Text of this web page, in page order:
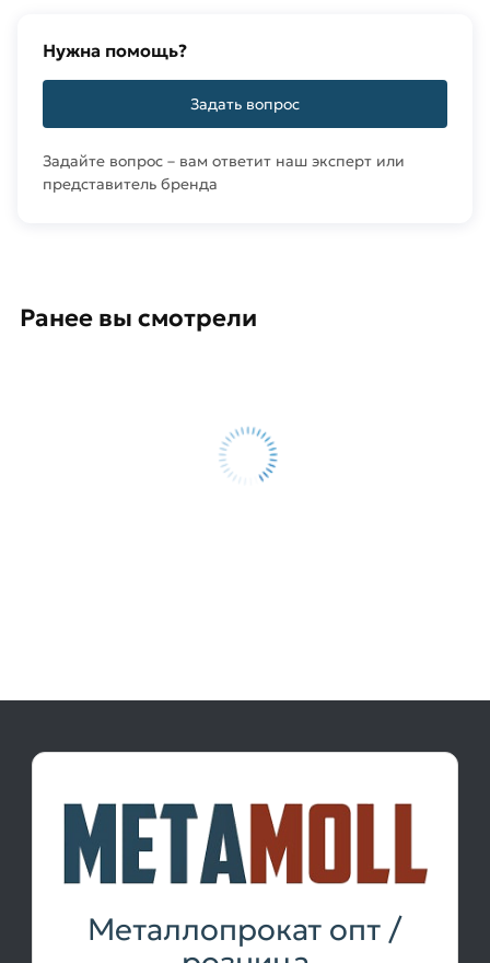
Нужна помощь?
Задать вопрос
Задайте вопрос – вам ответит наш эксперт или
представитель бренда
Ранее вы смотрели
Металлопрокат опт /